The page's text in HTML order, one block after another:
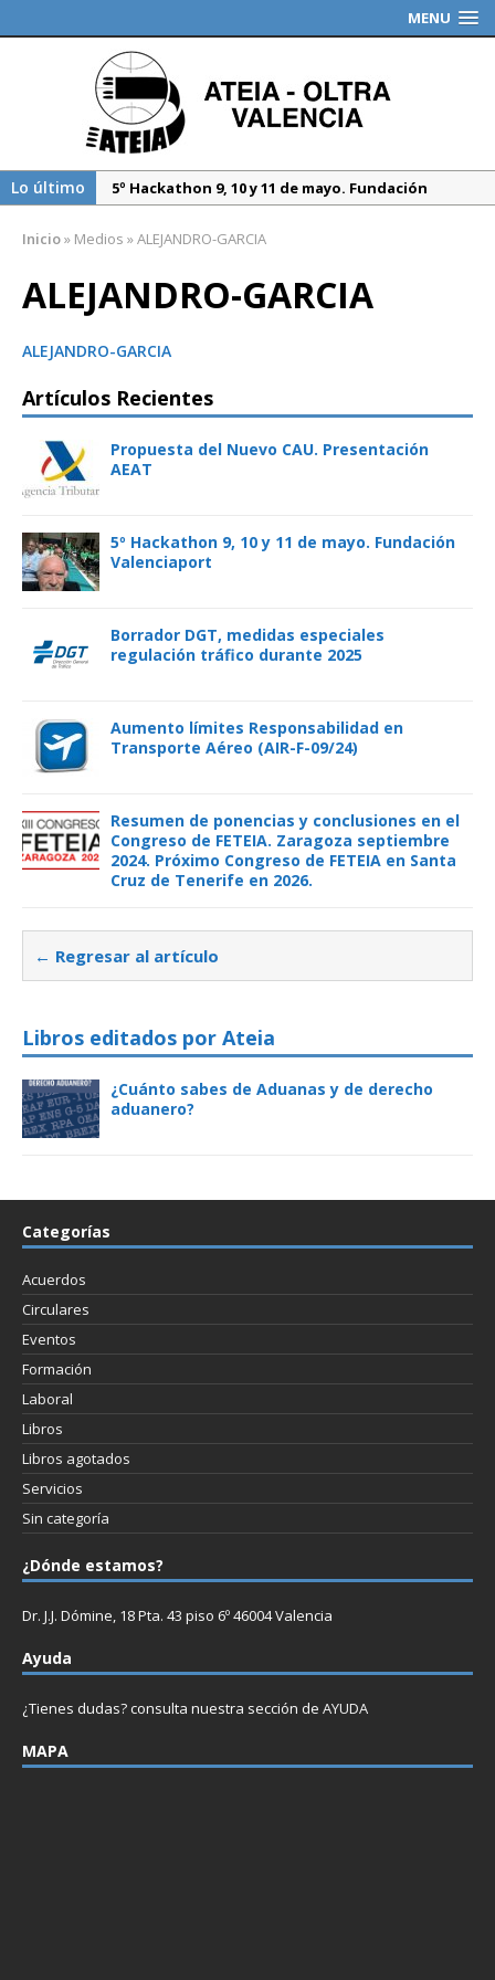
MENU
Lo último
5º Hackathon 9, 10 y 11 de mayo. Fundación
Borrador DGT, medidas especiales regulación
tráfico durante 2025
Propuesta del Nuevo CAU. Presentación AEAT
Inicio» Medios »ALEJANDRO-GARCIA
ALEJANDRO-GARCIA
ALEJANDRO-GARCIA
Artículos Recientes
Propuesta del Nuevo CAU. Presentación
AEAT
5º Hackathon 9, 10 y 11 de mayo. Fundación
Valenciaport
Borrador DGT, medidas especiales
regulación tráfico durante 2025
Aumento límites Responsabilidad en
Transporte Aéreo (AIR-F-09/24)
Resumen de ponencias y conclusiones en el
Congreso de FETEIA. Zaragoza septiembre
2024. Próximo Congreso de FETEIA en Santa
Cruz de Tenerife en 2026.
← Regresar al artículo
Libros editados por Ateia
¿Cuánto sabes de Aduanas y de derecho
aduanero?
Categorías
Acuerdos
Circulares
Eventos
Formación
Laboral
Libros
Libros agotados
Servicios
Sin categoría
¿Dónde estamos?
Dr. J.J. Dómine, 18 Pta. 43 piso 6º 46004 Valencia
Ayuda
¿Tienes dudas? consulta nuestra sección de AYUDA
MAPA